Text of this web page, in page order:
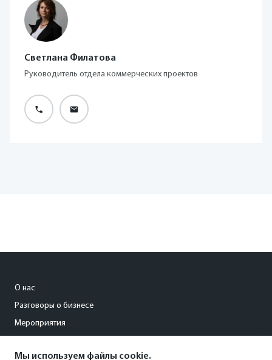
документы. После этого остается
заключить контракт и начать поставки.
Это вполне достижимый путь для
Светлана Филатова
Руководитель отдела коммерческих проектов
О нас
Разговоры о бизнесе
Мероприятия
s.filatova@kommersant18.ru
Мы используем файлы cookie.